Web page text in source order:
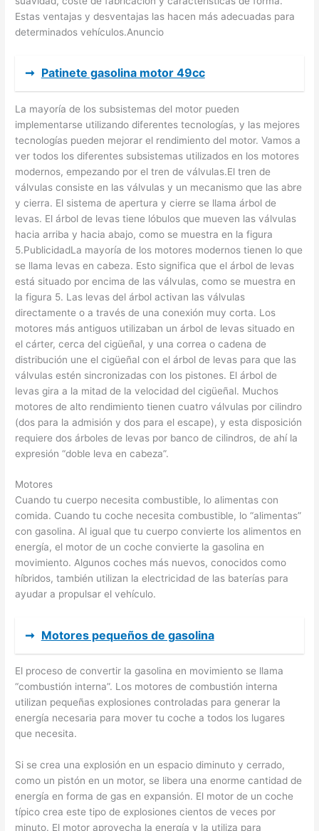
Estas ventajas y desventajas las hacen más adecuadas para
determinados vehículos.Anuncio
➞ Patinete gasolina motor 49cc
La mayoría de los subsistemas del motor pueden
implementarse utilizando diferentes tecnologías, y las mejores
tecnologías pueden mejorar el rendimiento del motor. Vamos a
ver todos los diferentes subsistemas utilizados en los motores
modernos, empezando por el tren de válvulas.El tren de
válvulas consiste en las válvulas y un mecanismo que las abre
y cierra. El sistema de apertura y cierre se llama árbol de
levas. El árbol de levas tiene lóbulos que mueven las válvulas
hacia arriba y hacia abajo, como se muestra en la figura
5.PublicidadLa mayoría de los motores modernos tienen lo que
se llama levas en cabeza. Esto significa que el árbol de levas
está situado por encima de las válvulas, como se muestra en
la figura 5. Las levas del árbol activan las válvulas
directamente o a través de una conexión muy corta. Los
motores más antiguos utilizaban un árbol de levas situado en
el cárter, cerca del cigüeñal, y una correa o cadena de
distribución une el cigüeñal con el árbol de levas para que las
válvulas estén sincronizadas con los pistones. El árbol de
levas gira a la mitad de la velocidad del cigüeñal. Muchos
motores de alto rendimiento tienen cuatro válvulas por cilindro
(dos para la admisión y dos para el escape), y esta disposición
requiere dos árboles de levas por banco de cilindros, de ahí la
expresión “doble leva en cabeza”.
Motores
Cuando tu cuerpo necesita combustible, lo alimentas con
comida. Cuando tu coche necesita combustible, lo “alimentas”
con gasolina. Al igual que tu cuerpo convierte los alimentos en
energía, el motor de un coche convierte la gasolina en
movimiento. Algunos coches más nuevos, conocidos como
híbridos, también utilizan la electricidad de las baterías para
ayudar a propulsar el vehículo.
➞ Motores pequeños de gasolina
El proceso de convertir la gasolina en movimiento se llama
“combustión interna”. Los motores de combustión interna
utilizan pequeñas explosiones controladas para generar la
energía necesaria para mover tu coche a todos los lugares
que necesita.
Si se crea una explosión en un espacio diminuto y cerrado,
como un pistón en un motor, se libera una enorme cantidad de
energía en forma de gas en expansión. El motor de un coche
típico crea este tipo de explosiones cientos de veces por
minuto. El motor aprovecha la energía y la utiliza para